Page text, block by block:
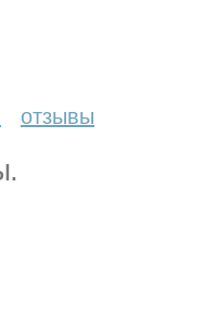
отзывы